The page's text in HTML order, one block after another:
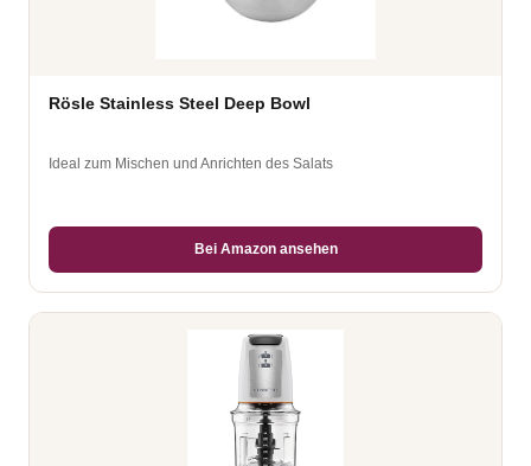
Rösle Stainless Steel Deep Bowl
Ideal zum Mischen und Anrichten des Salats
Bei Amazon ansehen